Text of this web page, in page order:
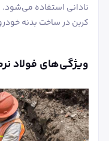
کربن در ساخت بدنه خودرو
ویژگی‌های فولاد